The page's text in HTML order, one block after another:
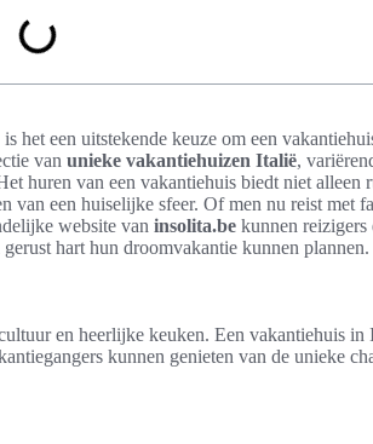
het een uitstekende keuze om een
van unieke vakantiehuizen Italië,
huren van een vakantiehuis biedt niet alleen
van een huiselijke sfeer. Of men nu reist met
website van insolita.be kunnen reizigers
hart hun droomvakantie kunnen plannen.
en heerlijke keuken. Een vakantiehuis in
kunnen genieten van de unieke